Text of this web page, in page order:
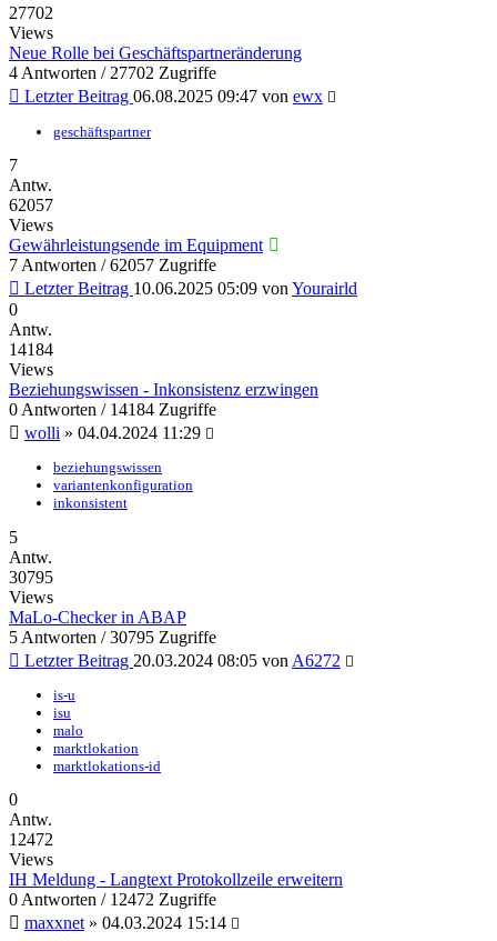
27702
Views
Neue Rolle bei Geschäftspartneränderung
4 Antworten / 27702 Zugriffe
Letzter Beitrag 06.08.2025 09:47 von ewx
geschäftspartner
7
Antw.
62057
Views
Gewährleistungsende im Equipment
7 Antworten / 62057 Zugriffe
Letzter Beitrag 10.06.2025 05:09 von Yourairld
0
Antw.
14184
Views
Beziehungswissen - Inkonsistenz erzwingen
0 Antworten / 14184 Zugriffe
wolli » 04.04.2024 11:29
beziehungswissen
variantenkonfiguration
inkonsistent
5
Antw.
30795
Views
MaLo-Checker in ABAP
5 Antworten / 30795 Zugriffe
Letzter Beitrag 20.03.2024 08:05 von A6272
is-u
isu
malo
marktlokation
marktlokations-id
0
Antw.
12472
Views
IH Meldung - Langtext Protokollzeile erweitern
0 Antworten / 12472 Zugriffe
maxxnet » 04.03.2024 15:14